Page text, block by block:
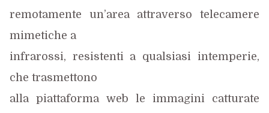
remotamente un’area attraverso telecamere
mimetiche a
infrarossi, resistenti a qualsiasi intemperie,
che trasmettono
alla piattaforma web le immagini catturate